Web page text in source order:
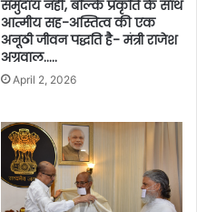
समुदाय नहीं, बल्कि प्रकृति के साथ
आत्मीय सह-अस्तित्व की एक
अनूठी जीवन पद्धति है- मंत्री राजेश
अग्रवाल…..
April 2, 2026